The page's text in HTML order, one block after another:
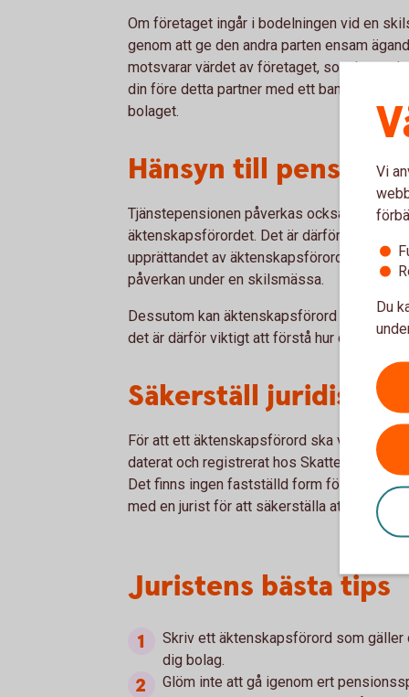
Om företaget ingår i bodelningen vid en
genom att ge den andra parten ensam
motsvarar värdet av företaget, som
din före detta partner med ett banklån eller
bolaget.
Hänsyn till
Tjänstepensionen påverkas också vid en
äktenskapsförordet. Det är därför viktigt
upprättandet av äktenskapsförord
påverkan under en skilsmässa.
Dessutom kan äktenskapsförord få
det är därför viktigt att förstå hur detta
Säkerställ juridisk
För att ett äktenskapsförord ska vara giltigt
daterat och registrerat hos Skatteverket.
Det finns ingen fastställd form för ett
med en jurist för att säkerställa att avtalet
Juristens bästa tips
Skriv ett äktenskapsförord som
dig bolag.
Glöm inte att gå igenom ert
Vi
Du